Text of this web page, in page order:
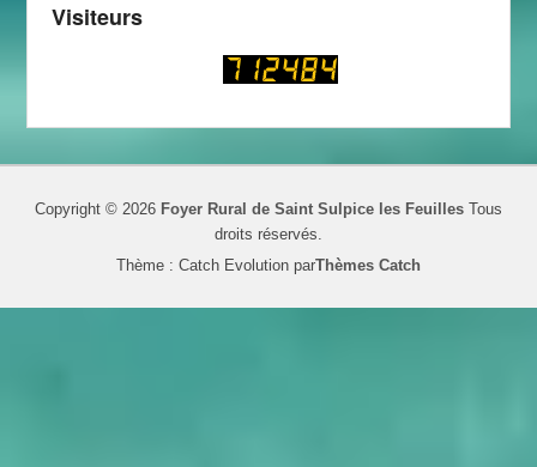
Visiteurs
Copyright © 2026 Foyer Rural de Saint Sulpice les Feuilles Tous
droits réservés.
Thème : Catch Evolution parThèmes Catch